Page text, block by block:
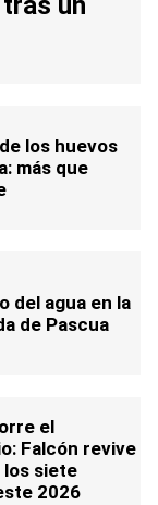
los huevos
más que
del agua en la
de Pascua
el
Falcón revive
los siete
2026